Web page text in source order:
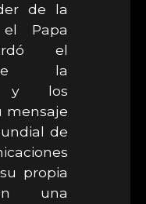
de la
el Papa
el
la
y los
mensaje
de
propia
una